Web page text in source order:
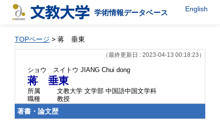
学術情報データベース English
TOPページ > 蒋 垂東
（最終更新日 : 2023-04-13 00:18:23）
ショウ スイトウ JIANG Chui dong
蒋 垂東
所属
文教大学 文学部 中国語中国文学科
職種
教授
著書・論文歴